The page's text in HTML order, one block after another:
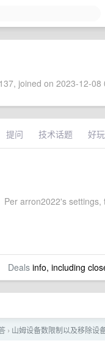
joined on 2023-12-08
提问 技术话题 好玩
Per arron2022's settings,
Dealsinfo, including
› 山姆设备数限制以及移除设